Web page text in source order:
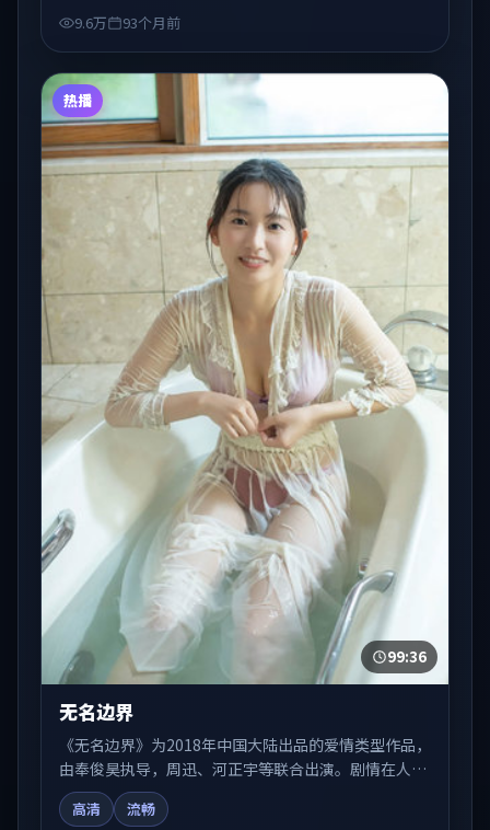
9.6万 93个月前
热播
99:36
无名边界
《无名边界》为2018年中国大陆出品的爱情类型作品，
由奉俊昊执导，周迅、河正宇等联合出演。剧情在人物
弧光与节奏推进中展开，兼具叙事张力与视听质感。适
合关注国产在线观看、热播国产剧与院线佳片的观众收
高清 流畅